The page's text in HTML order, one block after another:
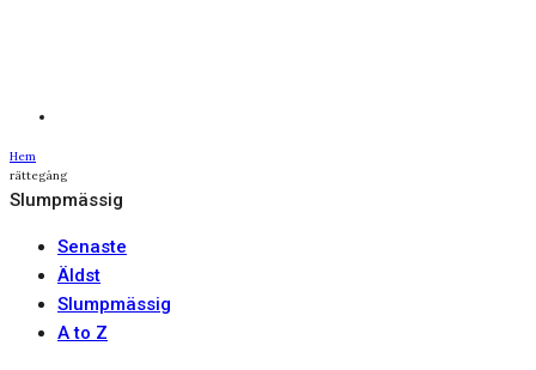
Hem
rättegång
Slumpmässig
Senaste
Äldst
Slumpmässig
A to Z